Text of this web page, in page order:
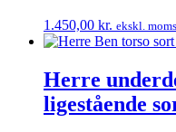
1.450,00 kr. ekskl. moms
Herre
ligestående